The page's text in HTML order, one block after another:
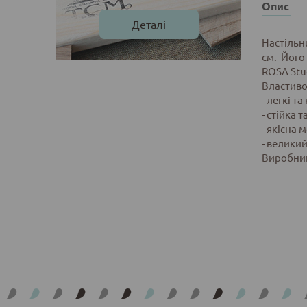
Деталі
Опис
см. Його
ROSA
- легкі
- стійка
- якісна
-